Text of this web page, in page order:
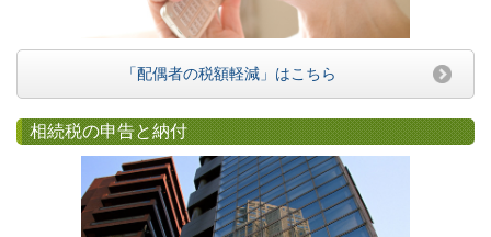
「配偶者の税額軽減」はこちら
相続税の申告と納付